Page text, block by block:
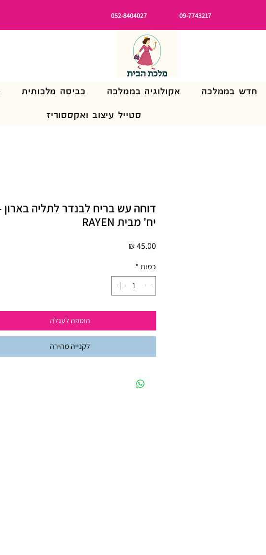
052-8404027 09-7743217
חדש בממלכה אקולוגיה בממלכה כביסה מלכותית
סטייל עיצוב ואקססוריז
יח' מבית RAYEN
כמות *
הוספה לעגלה
לקנייה מהירה